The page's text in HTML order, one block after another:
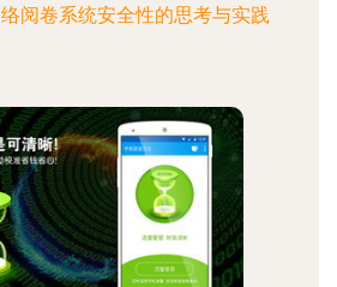
阅卷系统安全性的思考与实践